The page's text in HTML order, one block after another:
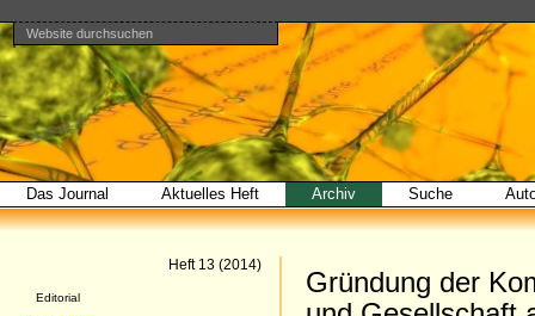
Direkt
zum
Inhalt
|
Direkt
zur
Navigation
Benutzerspezifische
Werkzeuge
Website durchsuchen
Erweiterte
Suche…
Bereiche
Das Journal Aktuelles Heft Archiv Suche
Gründung der
Heft 13 (2014)
Editorial